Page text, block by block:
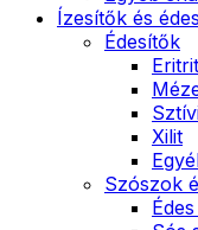
Ízesítők és
Édesítők
Eritrit
Xilit
Szószok